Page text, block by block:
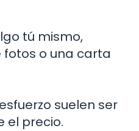
tú mismo,
o una carta
suelen ser
el precio.